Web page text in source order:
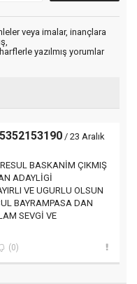
veya imalar, inançlara
yazılmış yorumlar
/ 23 Aralık
BASKANİM ÇIKMIŞ
ADAYLİGİ
VE UGURLU OLSUN
BAYRAMPASA DAN
SEVGİ VE
(0)